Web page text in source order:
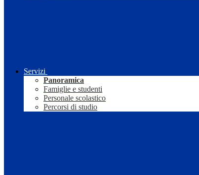
Servizi
Panoramica
Famiglie e studenti
Personale scolastico
Percorsi di studio